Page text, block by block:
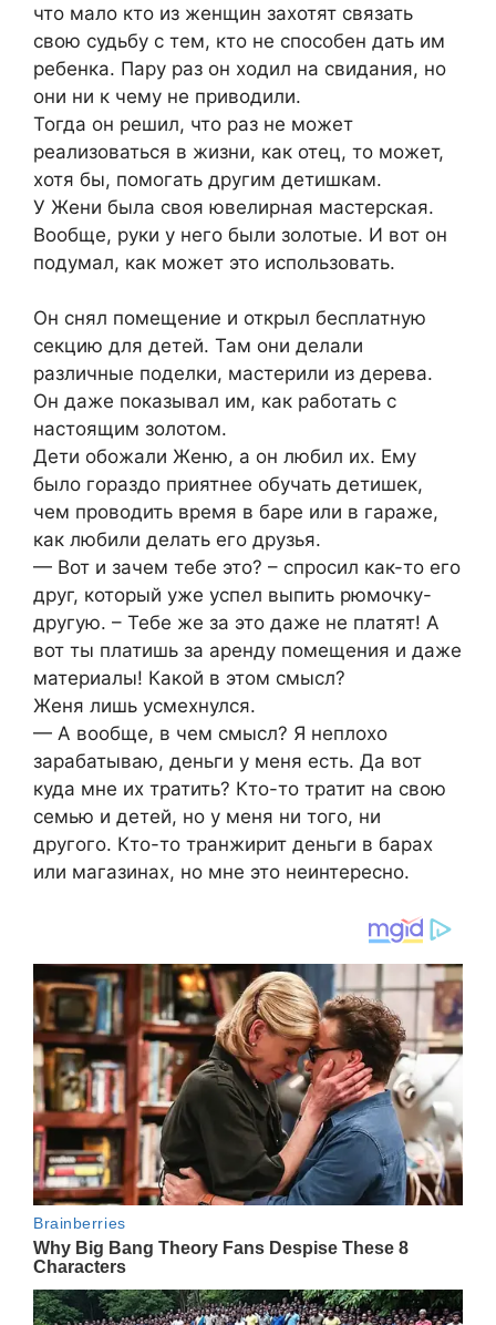
что мало кто из женщин захотят связать
свою судьбу с тем, кто не способен дать им
ребенка. Пару раз он ходил на свидания, но
они ни к чему не приводили.
Тогда он решил, что раз не может
реализоваться в жизни, как отец, то может,
хотя бы, помогать другим детишкам.
У Жени была своя ювелирная мастерская.
Вообще, руки у него были золотые. И вот он
подумал, как может это использовать.
Он снял помещение и открыл бесплатную
секцию для детей. Там они делали
различные поделки, мастерили из дерева.
Он даже показывал им, как работать с
настоящим золотом.
Дети обожали Женю, а он любил их. Ему
было гораздо приятнее обучать детишек,
чем проводить время в баре или в гараже,
как любили делать его друзья.
— Вот и зачем тебе это? – спросил как-то его
друг, который уже успел выпить рюмочку-
другую. – Тебе же за это даже не платят! А
вот ты платишь за аренду помещения и даже
материалы! Какой в этом смысл?
Женя лишь усмехнулся.
— А вообще, в чем смысл? Я неплохо
зарабатываю, деньги у меня есть. Да вот
куда мне их тратить? Кто-то тратит на свою
семью и детей, но у меня ни того, ни
другого. Кто-то транжирит деньги в барах
или магазинах, но мне это неинтересно.